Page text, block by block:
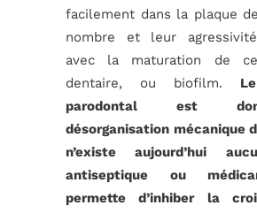
facilement dans la plaque
nombre et leur
avec la maturation de
dentaire, ou biofilm.
parodontal est
désorganisation mécanique
n’existe aujourd’hui
antiseptique ou
permette d’inhiber la